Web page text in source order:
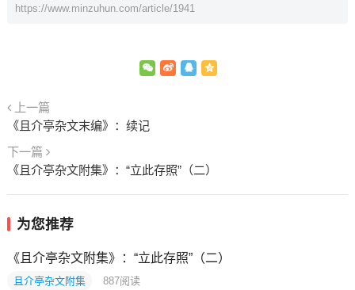
https://www.minzuhun.com/article/1941
上一篇
《且介亭杂文末编》：续记
下一篇
《且介亭杂文附集》：“立此存照”（二）
为您推荐
《且介亭杂文附集》：“立此存照”（二）
且介亭杂文附集 887阅读